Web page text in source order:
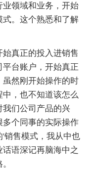
领域和业务，开始
。这个熟悉和了解
真正的投入进销售
台账户，开始真正
然刚开始操作的时
，也不知道该怎么
我们公司产品的兴
个同事的实际操作
销售模式，我从中也
语深记再脑海中之